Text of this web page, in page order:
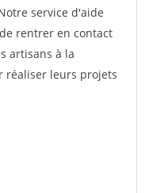
service d'aide
rentrer en contact
artisans à la
réaliser leurs projets